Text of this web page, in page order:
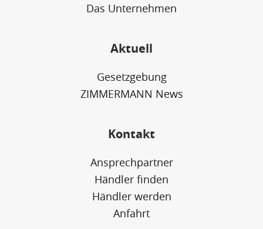
Das Unternehmen
Aktuell
Gesetzgebung
ZIMMERMANN News
Kontakt
Ansprechpartner
Händler finden
Händler werden
Anfahrt